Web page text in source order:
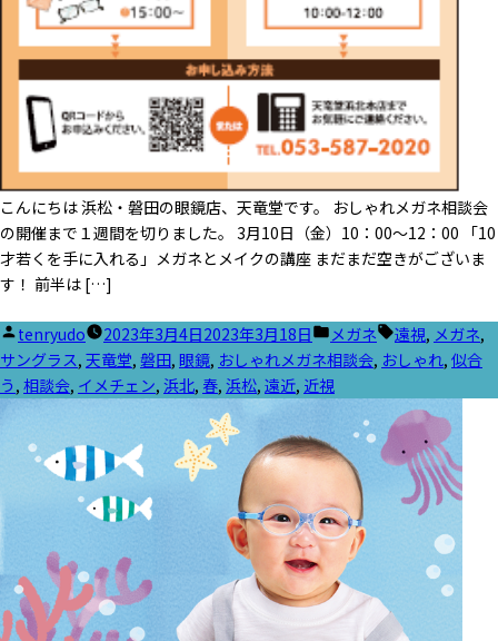
こんにちは 浜松・磐田の眼鏡店、天竜堂です。 おしゃれメガネ相談会
の開催まで１週間を切りました。 3月10日（金）10：00～12：00 「10
才若くを手に入れる」メガネとメイクの講座 まだまだ空きがございま
す！ 前半は […]
投
稿
者:
tenryudo 2023年3月4日2023年3月18日
カ
テ
ゴ
メガネ
タ
グ:
遠視, メガネ,
サングラス, 天竜堂, 磐田, 眼鏡, おしゃれメガネ相談会, おしゃれ, 似合
う , 相談会, イメチェン, 浜北, 春, 浜松, 遠近, 近視